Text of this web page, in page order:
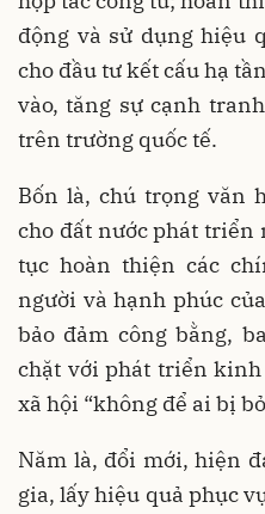
động và sử dụng hiệu
cho đầu tư kết cấu hạ
vào, tăng sự cạnh
trên trường quốc tế.
Bốn là, chú trọng văn
cho đất nước phát triển
tục hoàn thiện các
người và hạnh phúc
bảo đảm công bằng,
chặt với phát triển
xã hội “không để ai bị
Năm là, đổi mới, hiện
gia, lấy hiệu quả phục